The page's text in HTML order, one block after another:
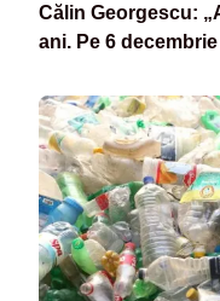
Călin Georgescu:
ani. Pe 6